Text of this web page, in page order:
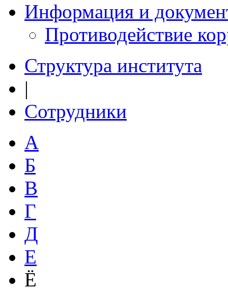
Информация и
Противодействие
Структура института
|
Сотрудники
А
Б
В
Г
Д
Е
Ё